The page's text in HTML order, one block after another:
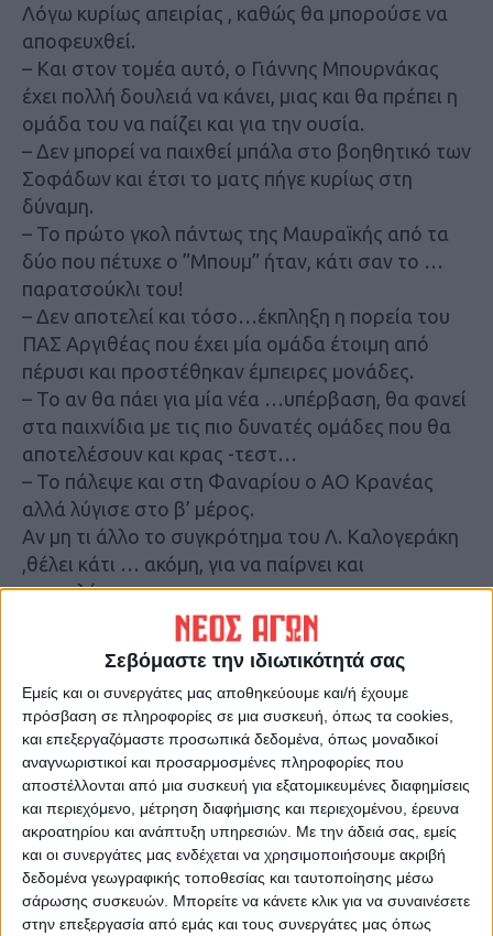
Σεβόμαστε την ιδιωτικότητά σας
Εμείς και οι συνεργάτες μας αποθηκεύουμε και/ή έχουμε
πρόσβαση σε πληροφορίες σε μια συσκευή, όπως τα cookies,
και επεξεργαζόμαστε προσωπικά δεδομένα, όπως μοναδικοί
αναγνωριστικοί και προσαρμοσμένες πληροφορίες που
αποστέλλονται από μια συσκευή για εξατομικευμένες διαφημίσεις
και περιεχόμενο, μέτρηση διαφήμισης και περιεχομένου, έρευνα
ακροατηρίου και ανάπτυξη υπηρεσιών. Με την άδειά σας, εμείς
και οι συνεργάτες μας ενδέχεται να χρησιμοποιήσουμε ακριβή
δεδομένα γεωγραφικής τοποθεσίας και ταυτοποίησης μέσω
σάρωσης συσκευών. Μπορείτε να κάνετε κλικ για να συναινέσετε
στην επεξεργασία από εμάς και τους συνεργάτες μας όπως
Λόγω κυρίως απειρίας , καθώς θα μπορούσε να
αποφευχθεί.
– Και στον τομέα αυτό, ο Γιάννης Μπουρνάκας
έχει πολλή δουλειά να κάνει, μιας και θα πρέπει η
ομάδα του να παίζει και για την ουσία.
– Δεν μπορεί να παιχθεί μπάλα στο βοηθητικό των
Σοφάδων και έτσι το ματς πήγε κυρίως στη
δύναμη.
– Το πρώτο γκολ πάντως της Μαυραϊκής από τα
δύο που πέτυχε ο ”Μπουμ” ήταν, κάτι σαν το …
παρατσούκλι του!
– Δεν αποτελεί και τόσο…έκπληξη η πορεία του
ΠΑΣ Αργιθέας που έχει μία ομάδα έτοιμη από
πέρυσι και προστέθηκαν έμπειρες μονάδες.
– Το αν θα πάει για μία νέα …υπέρβαση, θα φανεί
στα παιχνίδια με τις πιο δυνατές ομάδες που θα
αποτελέσουν και κρας -τεστ…
– Το πάλεψε και στη Φαναρίου ο ΑΟ Κρανέας
αλλά λύγισε στο β’ μέρος.
Αν μη τι άλλο το συγκρότημα του Λ. Καλογεράκη
,θέλει κάτι … ακόμη, για να παίρνει και
αποτελέσματα.
Ανετος και ωραίος ο Αετός φιγουράρει στην
κορυφή του Β2 Ομίλου.
– Η δουλειά του Γ. Παφλιά αρχίσει να αποδίδει
στον Αετό Καλλιφωνίου, που κρατά ωστόσο
χαμηλούς τόνους .
– Αποφεύγει τη λέξη ”πρωταθλητισμός” αφού
αυτό που θέλει είναι να δημιουργηθεί μία σοβαρή
και καλή ομάδα.
– Μπορεί να μπήκε την τελευταία στιγμή στο
πρωτάθλημα της Β’ Ερασιτεχνικής, αλλά ξεκίνησε
εντυπωσιακά.
– Ο λόγος για τον Καραισκάκη Μαυρομματίου